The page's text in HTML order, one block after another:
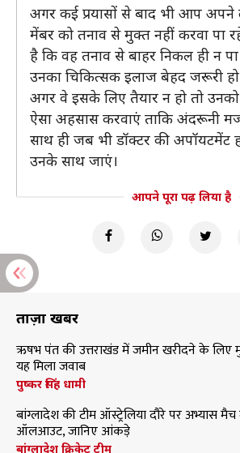
अगर कई प्रयासों से बाद भी आप अपने
मेंबर को तनाव से मुक्त नहीं करवा पा
है कि वह तनाव से बाहर निकल ही न
उनका चिकित्सक इलाज बेहद जरूरी हो
अगर वे इसके लिए तैयार न हो तो
ऐसा अहसास करवाएं ताकि अंदरूनी
साथ ही जब भी डॉक्टर की अपॉयटमेंट
उनके साथ जाएं।
आपने पूरा पढ़ लिया है
ताज़ा खबरें
ऋषभ पंत की उत्तराखंड में जमीन खरीदने के लिए
यह मिला जवाब
पुष्कर सिंह धामी
बांग्लादेश की टीम ऑस्ट्रेलिया दौरे पर अभ्यास
ऑलआउट, जानिए आंकड़े
बांग्लादेश क्रिकेट टीम